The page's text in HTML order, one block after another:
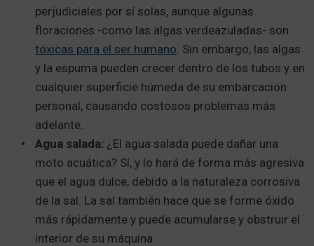
perjudiciales por sí solas, aunque algunas
floraciones -como las algas verdeazuladas- son
tóxicas para el ser humano . Sin embargo, las algas
y la espuma pueden crecer dentro de los tubos y en
cualquier superficie húmeda de su embarcación
personal, causando costosos problemas más
adelante.
Agua salada: ¿El agua salada puede dañar una
moto acuática? Sí, y lo hará de forma más agresiva
que el agua dulce, debido a la naturaleza corrosiva
de la sal. La sal también hace que se forme óxido
más rápidamente y puede acumularse y obstruir el
interior de su máquina.